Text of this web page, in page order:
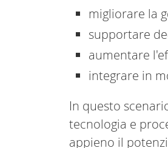
migliorare la
supportare
aumentare
integrare in
In questo
tecnologia e
appieno il